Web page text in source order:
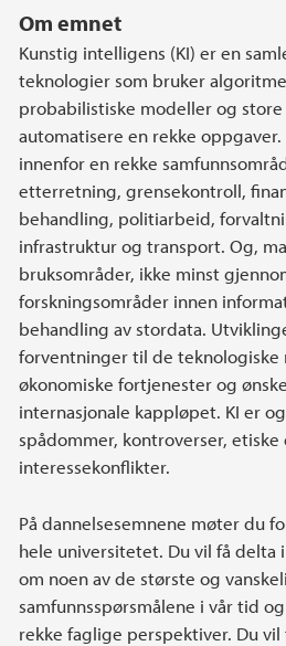
Om emnet
Kunstig intelligens (KI) er en
teknologier som bruker
probabilistiske modeller og
automatisere en rekke
innenfor en rekke
etterretning, grensekontroll,
behandling, politiarbeid,
infrastruktur og transport. Og,
bruksområder, ikke minst
forskningsområder innen
behandling av stordata.
forventninger til de teknologiske
økonomiske fortjenester og
internasjonale kappløpet. KI er
spådommer, kontroverser,
interessekonflikter.
På dannelsesemnene møter du
hele universitetet. Du vil få delta
om noen av de største og
samfunnsspørsmålene i vår tid
rekke faglige perspektiver. Du